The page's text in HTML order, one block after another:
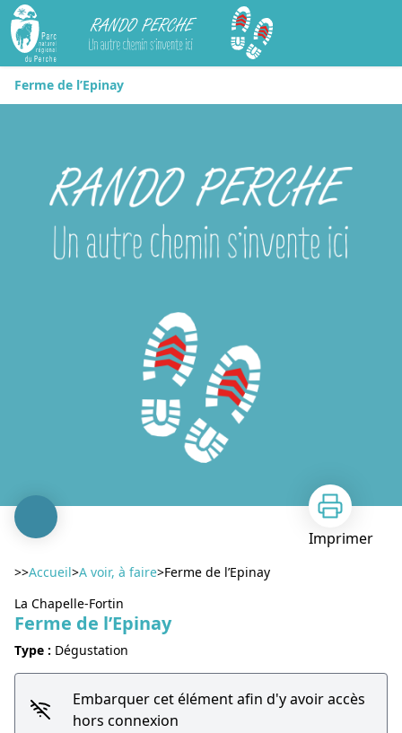
Rando Perche
Ferme de l’Epinay
Imprimer
>>Accueil>A voir, à faire>Ferme de l’Epinay
La Chapelle-Fortin
Ferme de l’Epinay
Type : Dégustation
Embarquer cet élément afin d'y avoir accès
hors connexion